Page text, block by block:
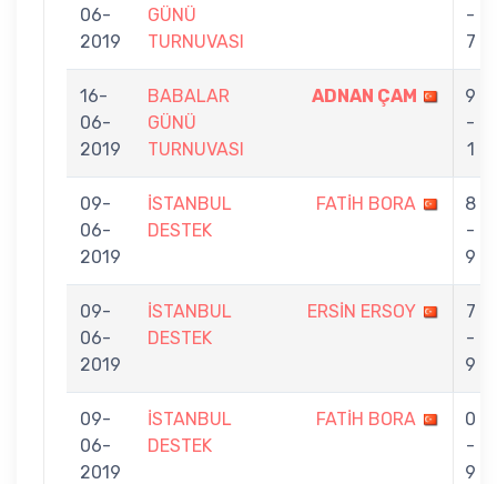
06-
2019
GÜNÜ
TURNUVASI
-
7
16-
06-
2019
BABALAR
GÜNÜ
TURNUVASI
ADNAN ÇAM
9
-
1
09-
06-
2019
İSTANBUL
DESTEK
FATİH BORA
8
-
9
09-
06-
2019
İSTANBUL
DESTEK
ERSİN ERSOY
7
-
9
09-
06-
2019
İSTANBUL
DESTEK
FATİH BORA
0
-
9